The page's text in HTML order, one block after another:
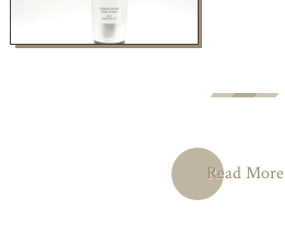
Read More